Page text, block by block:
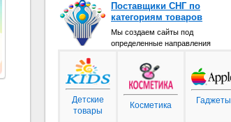
Поставщики СНГ по
категориям товаров
Мы создаем сайты под
определенные направления
Детские
товары
Косметика
Гаджеты